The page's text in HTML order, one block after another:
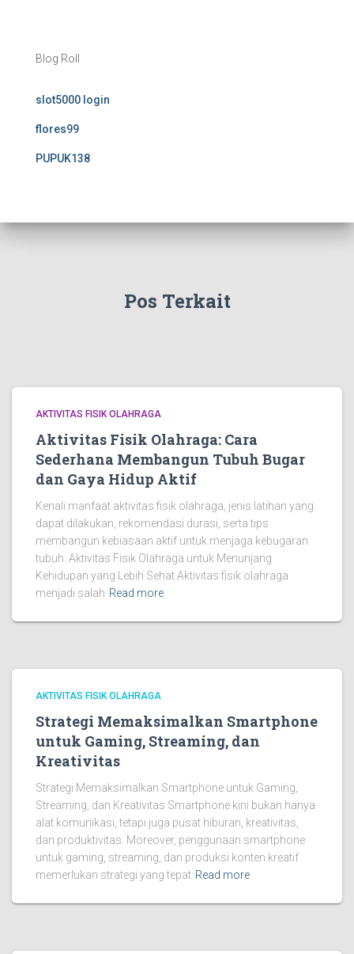
Blog Roll
slot5000 login
flores99
PUPUK138
Pos Terkait
AKTIVITAS FISIK OLAHRAGA
Aktivitas Fisik Olahraga: Cara
Sederhana Membangun Tubuh Bugar
dan Gaya Hidup Aktif
Kenali manfaat aktivitas fisik olahraga, jenis latihan yang
dapat dilakukan, rekomendasi durasi, serta tips
membangun kebiasaan aktif untuk menjaga kebugaran
tubuh. Aktivitas Fisik Olahraga untuk Menunjang
Kehidupan yang Lebih Sehat Aktivitas fisik olahraga
menjadi salah Read more
AKTIVITAS FISIK OLAHRAGA
Strategi Memaksimalkan Smartphone
untuk Gaming, Streaming, dan
Kreativitas
Strategi Memaksimalkan Smartphone untuk Gaming,
Streaming, dan Kreativitas Smartphone kini bukan hanya
alat komunikasi, tetapi juga pusat hiburan, kreativitas,
dan produktivitas. Moreover, penggunaan smartphone
untuk gaming, streaming, dan produksi konten kreatif
memerlukan strategi yang tepat Read more